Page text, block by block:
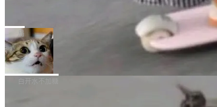
个小型数据库，应用天然按分片构建，单个数据
库的竞争和爆炸半径问题在设计层面就被消除
了。 闲置的 cell 会休眠到几乎不占资源。当 cel
l 迁移或唤醒时，新宿主从 S3 恢复 SQLite 数据
库继续执行。存储库是持久化的唯一真相...
高价的三星折叠（三星Galaxy Z Fold8 Ultra / Z
Fold8 / Z Flip8）外，其余要么是中低端机器，
例如iQOO Z11i、REDMI Note 17、REDMI No
te 17 Pro、OPPO K15，要么是vivo X300 E这
样的次旗舰。 Galaxy Z Fold8 Ultra / Z Fold8 /
Z Flip8三款折叠屏新机均在7月22日发布，且全
部搭载骁龙8 Elite Gen5 for Galaxy，它们本该
Zed 编辑器团队发布了新项目——DeltaDB，一
个在 git commit 之间记录每一次编辑操作的版
本控制系统。目前处于 Early Access 阶段。 De
ltaDB 的核心思路直接写在 landing page 最显
眼的位置：「Software is made between com
mits」——软件是在 commit 之间写出来的。git
局
SpaceXAI 单季资本开支达 183 亿美元
根据风险投资人Tomer Tunguz 博客（VC 分
析）披露的最新分析与第二季度业绩报告，Spac
白开水不加糖